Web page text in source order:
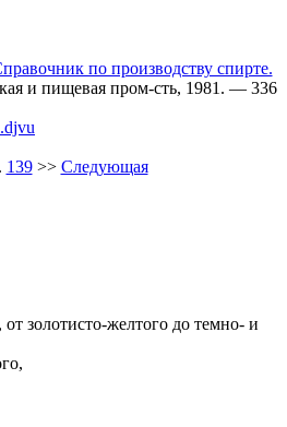
по производству спирте.
и пищевая пром-сть, 1981. — 336
139>> Следующая
золотисто-желтого до темно- и